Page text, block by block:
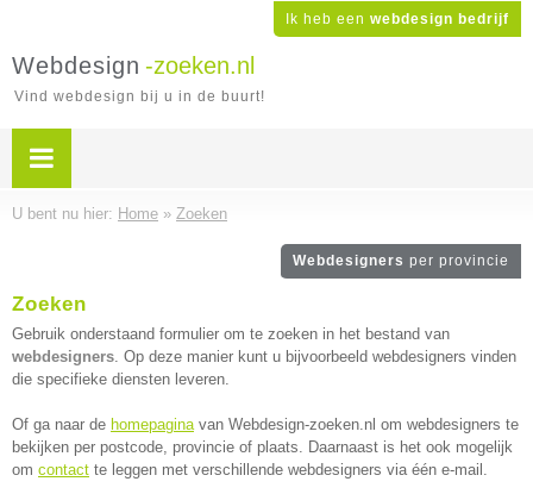
Ik heb een webdesign bedrijf
Webdesign -zoeken.nl
Vind webdesign bij u in de buurt!
U bent nu hier: Home » Zoeken
Webdesigners per provincie
Zoeken
Gebruik onderstaand formulier om te zoeken in het bestand van
webdesigners. Op deze manier kunt u bijvoorbeeld webdesigners vinden
die specifieke diensten leveren.
Of ga naar de homepaginavan Webdesign-zoeken.nl om webdesigners te
bekijken per postcode, provincie of plaats. Daarnaast is het ook mogelijk
om contact te leggen met verschillende webdesigners via één e-mail.